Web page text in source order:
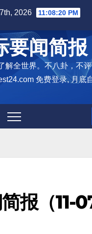
2026 11:08:21 PM
要闻简报
解全世界。不八卦，不评
免费登录, 月底
报（11-